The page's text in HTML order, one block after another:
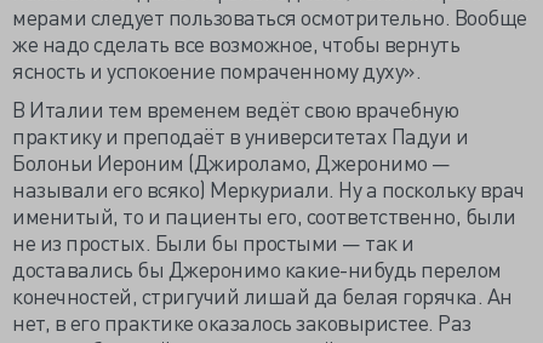
мерами следует пользоваться осмотрительно. Вообще
же надо сделать все возможное, чтобы вернуть
ясность и успокоение помраченному духу».
В Италии тем временем ведёт свою врачебную
практику и преподаёт в университетах Падуи и
Болоньи Иероним (Джироламо, Джеронимо —
называли его всяко) Меркуриали. Ну а поскольку врач
именитый, то и пациенты его, соответственно, были
не из простых. Были бы простыми — так и
доставались бы Джеронимо какие-нибудь перелом
конечностей, стригучий лишай да белая горячка. Ан
нет, в его практике оказалось заковыристее. Раз